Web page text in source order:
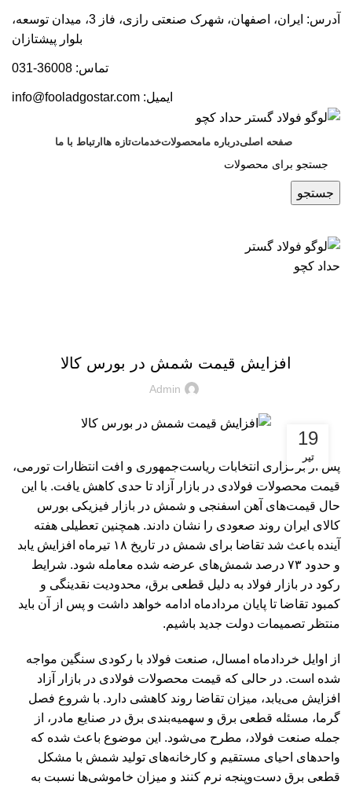
آدرس: ایران، اصفهان، شهرک صنعتی رازی، فاز 3، میدان توسعه،
بلوار پیشتازان
تماس: 36008-031
ایمیل: info@fooladgostar.com
صفحه اصلیدرباره مامحصولاتخدماتتازه ها ارتباط با ما
جستجو
افزایش قیمت شمش در بورس کالا
Admin
19
تیر
پس از برگزاری انتخابات ریاست‌جمهوری و افت انتظارات تورمی،
قیمت محصولات فولادی در بازار آزاد تا حدی کاهش یافت. با این
حال قیمت‌های آهن اسفنجی و شمش در بازار فیزیکی بورس
کالای ایران روند صعودی را نشان دادند. همچنین تعطیلی هفته
آینده باعث شد تقاضا برای شمش در تاریخ ۱۸ تیرماه افزایش یابد
و حدود ۷۳ درصد شمش‌های عرضه شده معامله شود. شرایط
رکود در بازار فولاد به دلیل قطعی برق، محدودیت نقدینگی و
کمبود تقاضا تا پایان مردادماه ادامه خواهد داشت و پس از آن باید
منتظر تصمیمات دولت جدید باشیم.
از اوایل خردادماه امسال، صنعت فولاد با رکودی سنگین مواجه
شده است. در حالی که قیمت محصولات فولادی در بازار آزاد
افزایش می‌یابد، میزان تقاضا روند کاهشی دارد. با شروع فصل
گرما، مسئله قطعی برق و سهمیه‌بندی برق در صنایع مادر، از
جمله صنعت فولاد، مطرح می‌شود. این موضوع باعث شده که
واحدهای احیای مستقیم و کارخانه‌های تولید شمش با مشکل
قطعی برق دست‌وپنجه نرم کنند و میزان خاموشی‌ها نسبت به